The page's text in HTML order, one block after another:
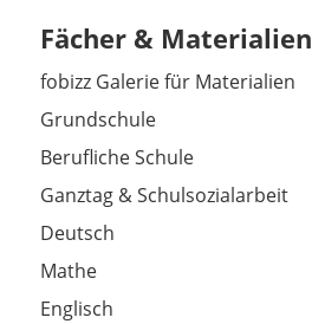
Fächer & Materialien
fobizz Galerie für Materialien
Grundschule
Berufliche Schule
Ganztag & Schulsozialarbeit
Deutsch
Mathe
Englisch